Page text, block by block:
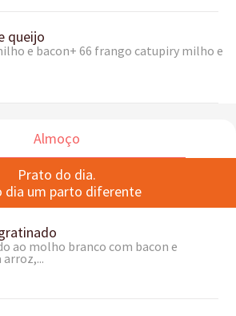
queijo
e bacon+ 66 frango catupiry milho e
Almoço
Prato do dia.
dia um parto diferente
ao molho branco com bacon e